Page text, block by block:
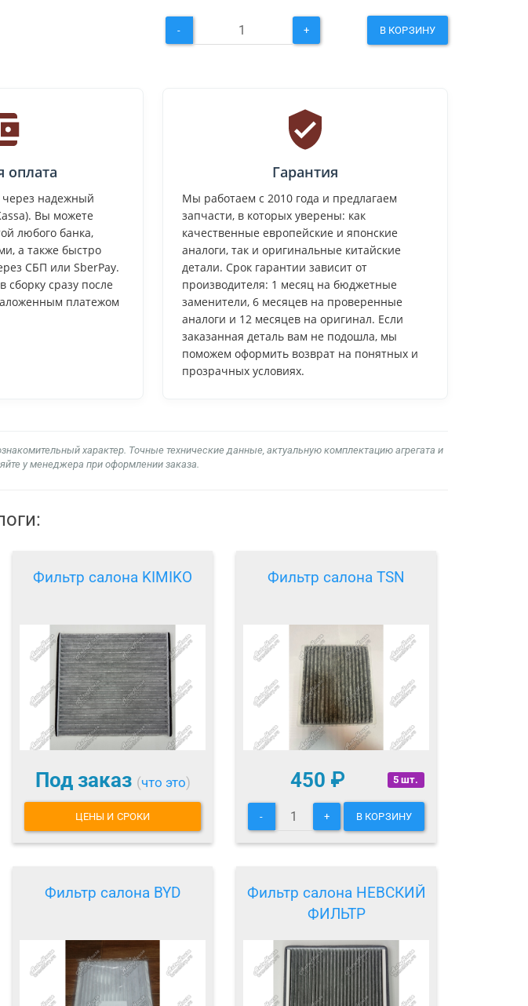
- + В КОРЗИНУ
оплата
через надежный
Вы можете
любого банка,
а также быстро
СБП или SberPay.
сборку сразу после
платежом
Гарантия
Мы работаем с 2010 года и предлагаем
запчасти, в которых уверены: как
качественные европейские и японские
аналоги, так и оригинальные китайские
детали. Срок гарантии зависит от
производителя: 1 месяц на бюджетные
заменители, 6 месяцев на проверенные
аналоги и 12 месяцев на оригинал. Если
заказанная деталь вам не подошла, мы
поможем оформить возврат на понятных и
прозрачных условиях.
характер. Точные технические данные, актуальную комплектацию агрегата и
у менеджера при оформлении заказа.
Фильтр салона KIMIKO
Под заказ (что это)
ЦЕНЫ И СРОКИ
Фильтр салона TSN
5 шт.
450 ₽
- + В КОРЗИНУ
Фильтр салона BYD
Фильтр салона НЕВСКИЙ
ФИЛЬТР